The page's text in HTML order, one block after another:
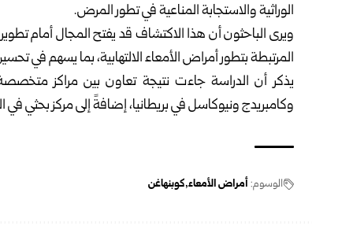
الوراثية والاستجابة المناعية في تطور المرض.
ويرى الباحثون أن هذا الاكتشاف قد يفتح المجال أمام
المرتبطة بتطور أمراض الأمعاء الالتهابية، بما يسهم في
يذكر أن الدراسة جاءت نتيجة تعاون بين مراكز
وكامبريدج ونيوكاسل في بريطانيا، إضافةً إلى مركز بحثي في
الوسوم: أمراض الأمعاء كوبنهاغن